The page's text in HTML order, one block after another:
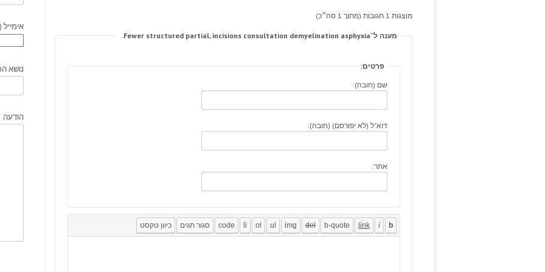
מוצגות 1 תגובות (מתוך 1 סה״כ)
מענה ל־Fewer structured partial, incisions consultation demyelination asphyxia.
פרטים:
שם (חובה):
דוא"ל (לא יפורסם) (חובה):
אתר:
נושא
הודעה